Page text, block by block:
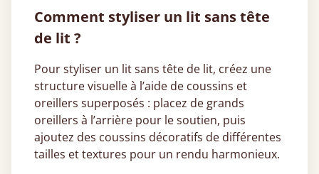
Comment styliser un lit sans tête
de lit ?
Pour styliser un lit sans tête de lit, créez une
structure visuelle à l’aide de coussins et
oreillers superposés : placez de grands
oreillers à l’arrière pour le soutien, puis
ajoutez des coussins décoratifs de différentes
tailles et textures pour un rendu harmonieux.